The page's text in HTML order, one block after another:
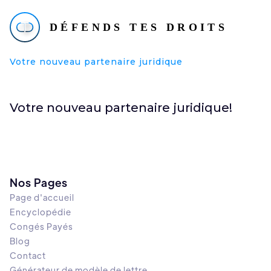
Votre nouveau partenaire juridique
Votre nouveau partenaire juridique!
Nos Pages
Page d'accueil
Encyclopédie
Congés Payés
Blog
Contact